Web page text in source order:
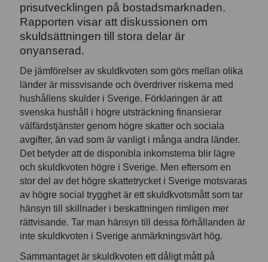
prisutvecklingen på bostadsmarknaden.
Rapporten visar att diskussionen om
skuldsättningen till stora delar är
onyanserad.
De jämförelser av skuldkvoten som görs mellan olika
länder är missvisande och överdriver riskerna med
hushållens skulder i Sverige. Förklaringen är att
svenska hushåll i högre utsträckning finansierar
välfärdstjänster genom högre skatter och sociala
avgifter, än vad som är vanligt i många andra länder.
Det betyder att de disponibla inkomsterna blir lägre
och skuldkvoten högre i Sverige. Men eftersom en
stor del av det högre skattetrycket i Sverige motsvaras
av högre social trygghet är ett skuldkvotsmått som tar
hänsyn till skillnader i beskattningen rimligen mer
rättvisande. Tar man hänsyn till dessa förhållanden är
inte skuldkvoten i Sverige anmärkningsvärt hög.
Sammantaget är skuldkvoten ett dåligt mått på